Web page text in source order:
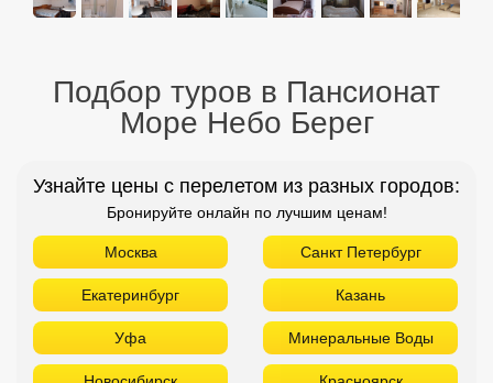
Подбор туров в Пансионат
Море Небо Берег
Узнайте цены с перелетом из разных городов:
Бронируйте онлайн по лучшим ценам!
Москва Санкт Петербург
Екатеринбург Казань
Уфа Минеральные Воды